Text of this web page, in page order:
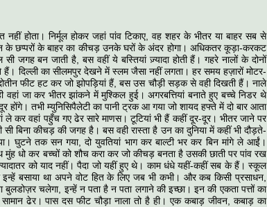
नहीं होता। निर्मूल होकर जहां पांव टिकाए, वह शहर के भीतर या बाहर सब से
के छप्परों के बाहर का कीचड़ उनके घरों के अंदर होगा। अधिकतर कूड़ा-करकट
जगह बन जाती है, बस वहीं ये बस्तियां ज़्यादा होती हैं। गहरे नालों के दोनों
का सीलमपुर देखने में स्लम जैसा नहीं लगता। हर समय हज़ारों मोटर-
फीट हट कर जो झोपड़ियां हैं, बस उस चौड़ी सड़क से वही दिखती हैं। नाले
जा कर भीतर झांकने में मुश्किल हुई। अगरबत्तियां बनाते हुए बच्चे निडर थे
तभी म्युनिसिपैलेटी का पानी ट्रक आ गया जो शायद हफ्ते में दो बार आता
कर वहां पहुँच गए ढेर सारे माणस। टूटियां भी हैं कहीं दूर-दूर। भीतर जाने पर
बिना कीचड़ की जगह है। बस वही रास्ता है उन का दुनिया में कहीं भी दौड़ते-
घुटने तक सन गया, दो युवतियां भाग कर बाल्टी भर कर बिन मांगे ले आईं।
मुंह धो कर बच्चों को शौच करा कर जो कीचड़ बनता है उसकी छाती पर पांव रख
को याद नहीं। पैदा जो यहीं हुए थे। काम धंधे यहीं-कहीं सब के हैं। स्कूल
इन्हें बसाया था अपने वोट हित के लिए जब भी कभी। और कब किसी प्रसाधन,
चलेगा, इन्हें न पता है न पता लगाने की इच्छा। इन की एकता पत्तों का
ढेर। पास दस फीट चौड़ा नाला तो है ही। एक कबाड़ जीवन, कबाड़ का